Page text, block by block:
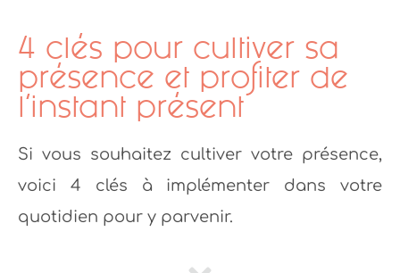
4 clés pour cultiver sa
présence et profiter de
l’instant présent
Si vous souhaitez cultiver votre présence,
voici 4 clés à implémenter dans votre
quotidien pour y parvenir.